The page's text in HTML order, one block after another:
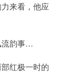
来看，他应
流韵事…
红极一时的